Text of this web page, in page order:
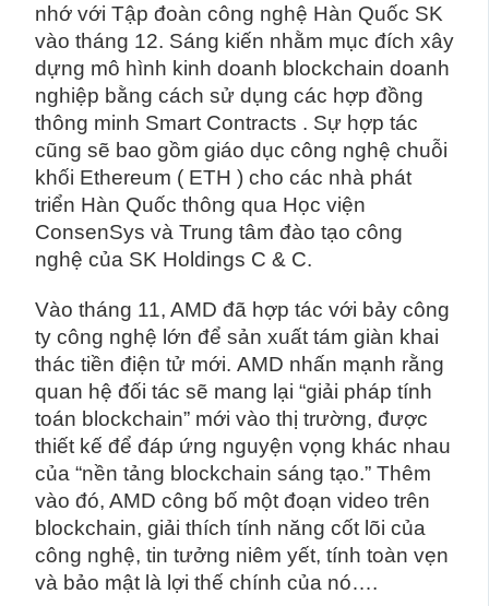
nhớ với Tập đoàn công nghệ Hàn Quốc SK
vào tháng 12. Sáng kiến ​​nhằm mục đích xây
dựng mô hình kinh doanh blockchain doanh
nghiệp bằng cách sử dụng các hợp đồng
thông minh Smart Contracts . Sự hợp tác
cũng sẽ bao gồm giáo dục công nghệ chuỗi
khối Ethereum ( ETH ) cho các nhà phát
triển Hàn Quốc thông qua Học viện
ConsenSys và Trung tâm đào tạo công
nghệ của SK Holdings C & C.
Vào tháng 11, AMD đã hợp tác với bảy công
ty công nghệ lớn để sản xuất tám giàn khai
thác tiền điện tử mới. AMD nhấn mạnh rằng
quan hệ đối tác sẽ mang lại “giải pháp tính
toán blockchain” mới vào thị trường, được
thiết kế để đáp ứng nguyện vọng khác nhau
của “nền tảng blockchain sáng tạo.” Thêm
vào đó, AMD công bố một đoạn video trên
blockchain, giải thích tính năng cốt lõi của
công nghệ, tin tưởng niêm yết, tính toàn vẹn
và bảo mật là lợi thế chính của nó….